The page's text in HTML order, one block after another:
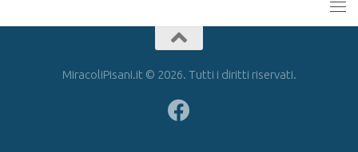
MiracoliPisani.it © 2026. Tutti i diritti riservati.